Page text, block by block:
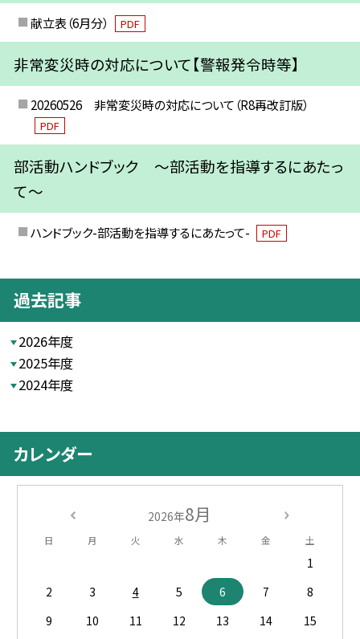
献立表（6月分） PDF
非常変災時の対応について【警報発令時等】
20260526 非常変災時の対応について（R8再改訂版）
PDF
部活動ハンドブック ～部活動を指導するにあたっ
て～
ハンドブック-部活動を指導するにあたって- PDF
過去記事
2026年度
2025年度
2024年度
カレンダー
2026年8月
日 月 火 水 木 金 土
1
2
3 4 5 6 7
8
9
10 11 12 13 14
15